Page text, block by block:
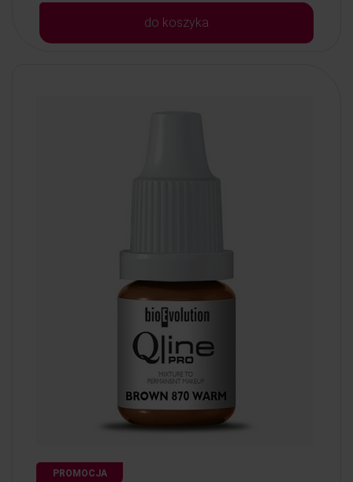
do koszyka
PROMOCJA